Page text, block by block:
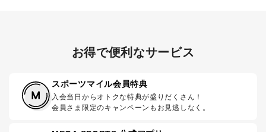
お得で便利なサービス
スポーツマイル会員特典
入会当日からオトクな特典が盛りだくさん！
会員さま限定のキャンペーンもお見逃しなく。